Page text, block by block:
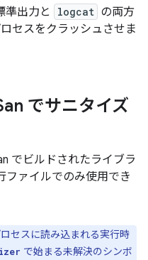
準出力と
logcat の両方
セスをクラッシュさせま
でサニタイズ
でビルドされたライブラ
ファイルでのみ使用でき
セスに読み込まれる実行時
で始まる未解決のシンボ